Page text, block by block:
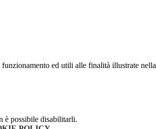
ed utili alle finalità illustrate nella
è possibile disabilitarli.